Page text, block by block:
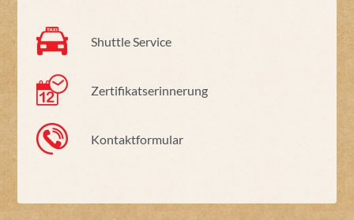
Shuttle Service
Zertifikatserinnerung
Kontaktformular